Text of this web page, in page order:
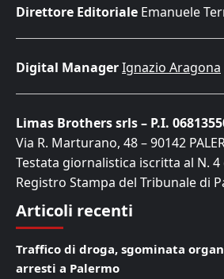
Direttore Editoriale Emanuele
Digital ManagerIgnazio Aragona
Limas Brothers srls – P.I.
Via R. Marturano, 48 – 90142
Testata giornalistica iscritta al N. 4
Registro Stampa del Tribunale di
Articoli recenti
Traffico di droga, sgominata
arresti a Palermo